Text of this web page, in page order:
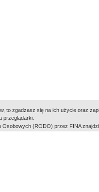
zgadzasz się na ich użycie oraz
przeglądarki.
Osobowych (RODO) przez FINA